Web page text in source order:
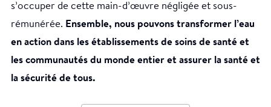
s’occuper de cette main-d’œuvre négligée et sous-
rémunérée. Ensemble, nous pouvons transformer l’eau
en action dans les établissements de soins de santé et
les communautés du monde entier et assurer la santé et
la sécurité de tous.